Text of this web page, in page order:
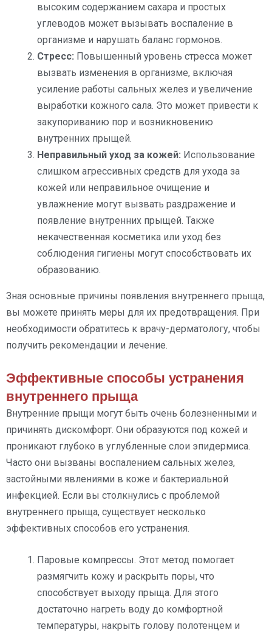
высоким содержанием сахара и простых
углеводов может вызывать воспаление в
организме и нарушать баланс гормонов.
Стресс: Повышенный уровень стресса может
вызвать изменения в организме, включая
усиление работы сальных желез и увеличение
выработки кожного сала. Это может привести к
закупориванию пор и возникновению
внутренних прыщей.
Неправильный уход за кожей: Использование
слишком агрессивных средств для ухода за
кожей или неправильное очищение и
увлажнение могут вызвать раздражение и
появление внутренних прыщей. Также
некачественная косметика или уход без
соблюдения гигиены могут способствовать их
образованию.
Зная основные причины появления внутреннего прыща,
вы можете принять меры для их предотвращения. При
необходимости обратитесь к врачу-дерматологу, чтобы
получить рекомендации и лечение.
Эффективные способы устранения
внутреннего прыща
Внутренние прыщи могут быть очень болезненными и
причинять дискомфорт. Они образуются под кожей и
проникают глубоко в углубленные слои эпидермиса.
Часто они вызваны воспалением сальных желез,
застойными явлениями в коже и бактериальной
инфекцией. Если вы столкнулись с проблемой
внутреннего прыща, существует несколько
эффективных способов его устранения.
Паровые компрессы. Этот метод помогает
размягчить кожу и раскрыть поры, что
способствует выходу прыща. Для этого
достаточно нагреть воду до комфортной
температуры, накрыть голову полотенцем и